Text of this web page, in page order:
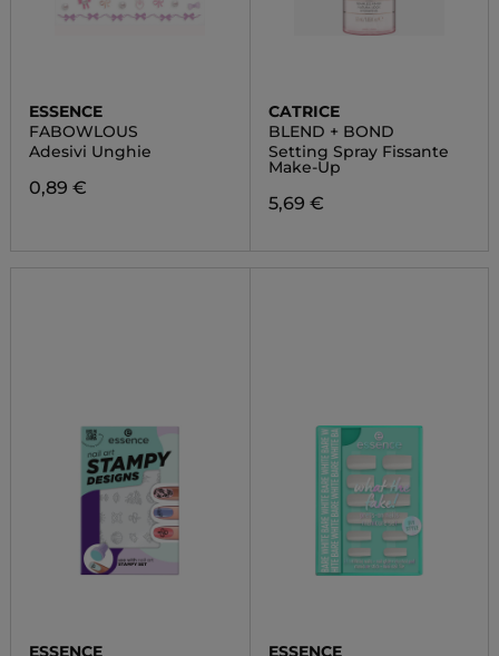
ESSENCE
FABOWLOUS
Adesivi Unghie
0,89 €
CATRICE
BLEND + BOND
Setting Spray Fissante
Make-Up
5,69 €
ESSENCE
ESSENCE